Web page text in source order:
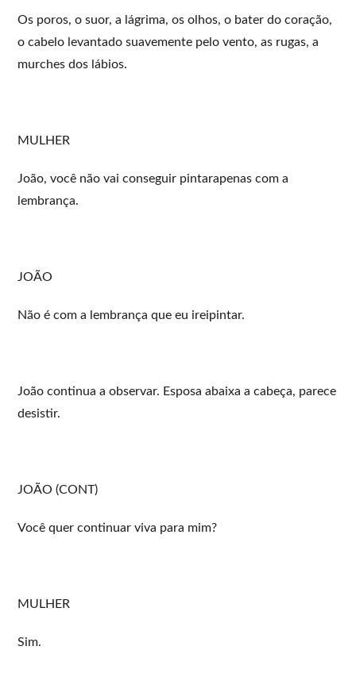
Os poros, o suor, a lágrima, os olhos, o bater do coração,
o cabelo levantado suavemente pelo vento, as rugas, a
murches dos lábios.
MULHER
João, você não vai conseguir pintarapenas com a
lembrança.
JOÃO
Não é com a lembrança que eu ireipintar.
João continua a observar. Esposa abaixa a cabeça, parece
desistir.
JOÃO (CONT)
Você quer continuar viva para mim?
MULHER
Sim.